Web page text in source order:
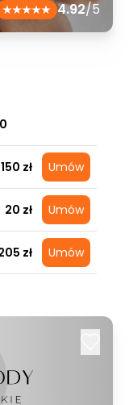
4.92/5
150 zł Umów
20 zł Umów
zł Umów